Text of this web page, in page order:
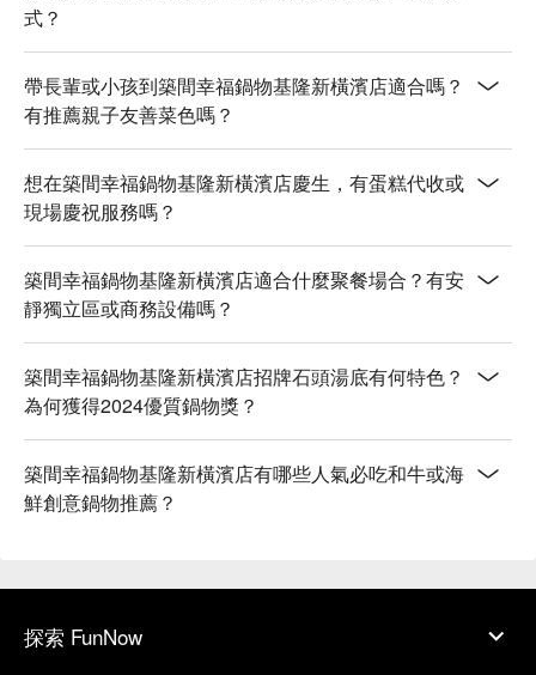
式？
帶長輩或小孩到築間幸福鍋物基隆新橫濱店適合嗎？
有推薦親子友善菜色嗎？
想在築間幸福鍋物基隆新橫濱店慶生，有蛋糕代收或
現場慶祝服務嗎？
築間幸福鍋物基隆新橫濱店適合什麼聚餐場合？有安
靜獨立區或商務設備嗎？
築間幸福鍋物基隆新橫濱店招牌石頭湯底有何特色？
為何獲得2024優質鍋物獎？
築間幸福鍋物基隆新橫濱店有哪些人氣必吃和牛或海
鮮創意鍋物推薦？
探索 FunNow